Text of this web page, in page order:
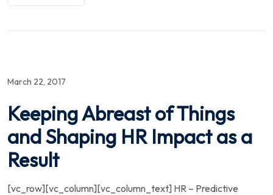
March 22, 2017
Keeping Abreast of Things
and Shaping HR Impact as a
Result
[vc_row][vc_column][vc_column_text] HR – Predictive